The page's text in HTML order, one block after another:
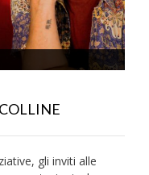
gli inviti alle